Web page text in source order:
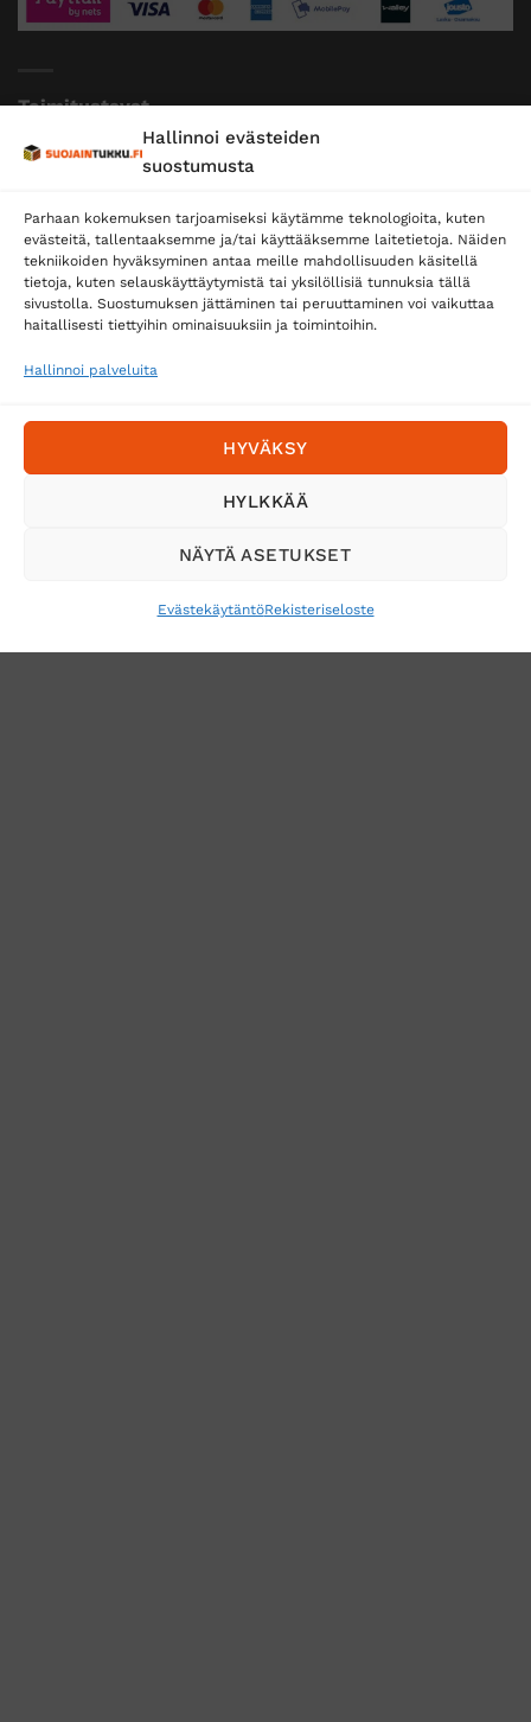
Hallinnoi evästeiden
suostumusta
Parhaan kokemuksen tarjoamiseksi käytämme teknologioita, kuten
evästeitä, tallentaaksemme ja/tai käyttääksemme laitetietoja. Näiden
tekniikoiden hyväksyminen antaa meille mahdollisuuden käsitellä
tietoja, kuten selauskäyttäytymistä tai yksilöllisiä tunnuksia tällä
sivustolla. Suostumuksen jättäminen tai peruuttaminen voi vaikuttaa
haitallisesti tiettyihin ominaisuuksiin ja toimintoihin.
Hallinnoi palveluita
HYVÄKSY
HYLKKÄÄ
NÄYTÄ ASETUKSET
EvästekäytäntöRekisteriseloste
Toimitustavat
Posti
Postnord
Tilaa uutiskirje ja saat erikoisalennuksia